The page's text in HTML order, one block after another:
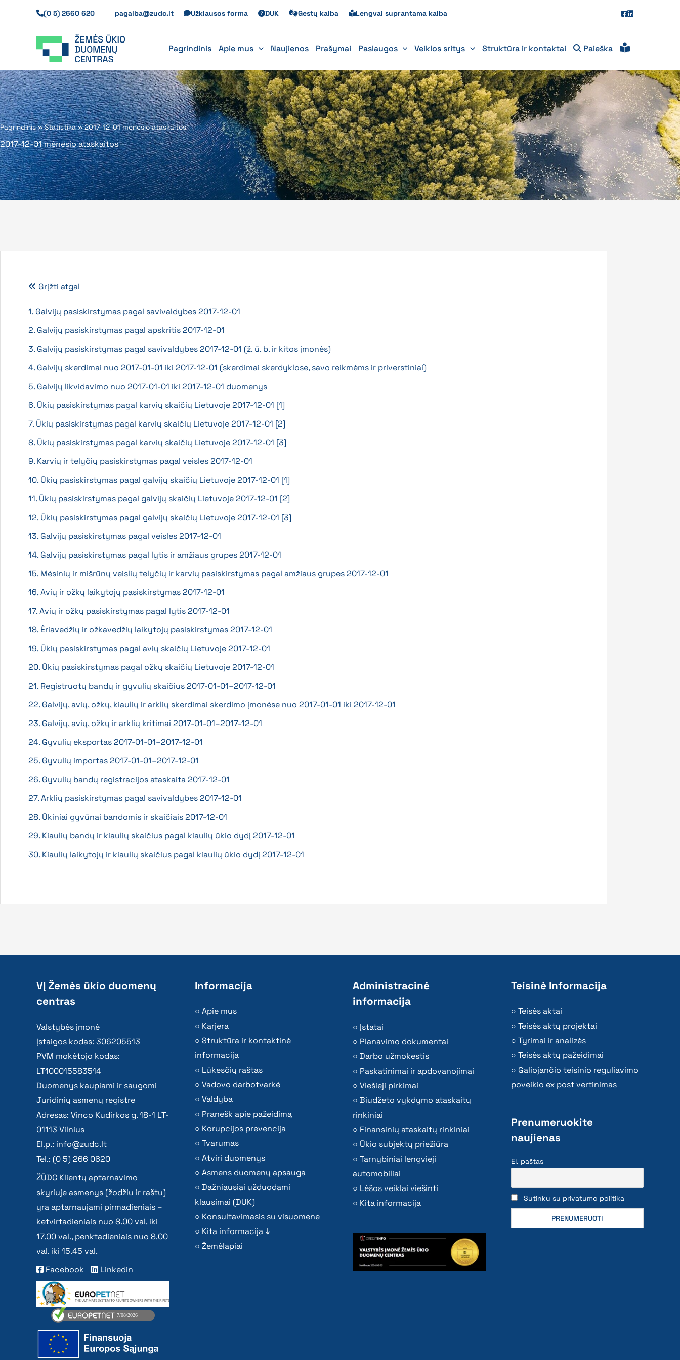
(0 5) 2660 620 pagalba@zudc.lt Užklausos forma DUK Gestų kalba Lengvai suprantama kalba
Pagrindinis Apie mus Naujienos Prašymai Paslaugos Veiklos sritys Struktūra ir kontaktai Paieška
Pagrindinis»Statistika»2017-12-01 mėnesio ataskaitos
2017-12-01 mėnesio ataskaitos
Grįžti atgal
1. Galvijų pasiskirstymas pagal savivaldybes 2017-12-01
2. Galvijų pasiskirstymas pagal apskritis 2017-12-01
3. Galvijų pasiskirstymas pagal savivaldybes 2017-12-01 (ž. ū. b. ir kitos įmonės)
4. Galvijų skerdimai nuo 2017-01-01 iki 2017-12-01 (skerdimai skerdyklose, savo reikmėms ir priverstiniai)
5. Galvijų likvidavimo nuo 2017-01-01 iki 2017-12-01 duomenys
6. Ūkių pasiskirstymas pagal karvių skaičių Lietuvoje 2017-12-01 [1]
7. Ūkių pasiskirstymas pagal karvių skaičių Lietuvoje 2017-12-01 [2]
8. Ūkių pasiskirstymas pagal karvių skaičių Lietuvoje 2017-12-01 [3]
9. Karvių ir telyčių pasiskirstymas pagal veisles 2017-12-01
10. Ūkių pasiskirstymas pagal galvijų skaičių Lietuvoje 2017-12-01 [1]
11. Ūkių pasiskirstymas pagal galvijų skaičių Lietuvoje 2017-12-01 [2]
12. Ūkių pasiskirstymas pagal galvijų skaičių Lietuvoje 2017-12-01 [3]
13. Galvijų pasiskirstymas pagal veisles 2017-12-01
14. Galvijų pasiskirstymas pagal lytis ir amžiaus grupes 2017-12-01
15. Mėsinių ir mišrūnų veislių telyčių ir karvių pasiskirstymas pagal amžiaus grupes 2017-12-01
16. Avių ir ožkų laikytojų pasiskirstymas 2017-12-01
17. Avių ir ožkų pasiskirstymas pagal lytis 2017-12-01
18. Ėriavedžių ir ožkavedžių laikytojų pasiskirstymas 2017-12-01
19. Ūkių pasiskirstymas pagal avių skaičių Lietuvoje 2017-12-01
20. Ūkių pasiskirstymas pagal ožkų skaičių Lietuvoje 2017-12-01
21. Registruotų bandų ir gyvulių skaičius 2017-01-01–2017-12-01
22. Galvijų, avių, ožkų, kiaulių ir arklių skerdimai skerdimo įmonėse nuo 2017-01-01 iki 2017-12-01
23. Galvijų, avių, ožkų ir arklių kritimai 2017-01-01–2017-12-01
24. Gyvulių eksportas 2017-01-01–2017-12-01
25. Gyvulių importas 2017-01-01–2017-12-01
26. Gyvulių bandų registracijos ataskaita 2017-12-01
27. Arklių pasiskirstymas pagal savivaldybes 2017-12-01
28. Ūkiniai gyvūnai bandomis ir skaičiais 2017-12-01
29. Kiaulių bandų ir kiaulių skaičius pagal kiaulių ūkio dydį 2017-12-01
30. Kiaulių laikytojų ir kiaulių skaičius pagal kiaulių ūkio dydį 2017-12-01
VĮ Žemės ūkio duomenų
centras
Valstybės įmonė
Įstaigos kodas: 306205513
PVM mokėtojo kodas:
LT100015583514
Duomenys kaupiami ir saugomi
Juridinių asmenų registre
Adresas: Vinco Kudirkos g. 18-1 LT-
01113 Vilnius
El.p.: info@zudc.lt
Tel.: (0 5) 266 0620
ŽŪDC Klientų aptarnavimo
skyriuje asmenys (žodžiu ir raštu)
yra aptarnaujami pirmadieniais –
ketvirtadieniais nuo 8.00 val. iki
17.00 val., penktadieniais nuo 8.00
val. iki 15.45 val.
Facebook
Linkedin
Informacija
Apie mus
Karjera
Struktūra ir kontaktinė
informacija
Lūkesčių raštas
Vadovo darbotvarkė
Valdyba
Pranešk apie pažeidimą
Korupcijos prevencija
Tvarumas
Atviri duomenys
Asmens duomenų apsauga
Dažniausiai užduodami
klausimai (DUK)
Konsultavimasis su visuomene
Kita informacija ↓
Žemėlapiai
Administracinė
informacija
Įstatai
Planavimo dokumentai
Darbo užmokestis
Paskatinimai ir apdovanojimai
Viešieji pirkimai
Biudžeto vykdymo ataskaitų
rinkiniai
Finansinių ataskaitų rinkiniai
Ūkio subjektų priežiūra
Tarnybiniai lengvieji
automobiliai
Lėšos veiklai viešinti
Kita informacija
Teisinė Informacija
Teisės aktai
Teisės aktų projektai
Tyrimai ir analizės
Teisės aktų pažeidimai
Galiojančio teisinio reguliavimo
poveikio ex post vertinimas
Prenumeruokite
naujienas
El. paštas
Sutinku su privatumo politika